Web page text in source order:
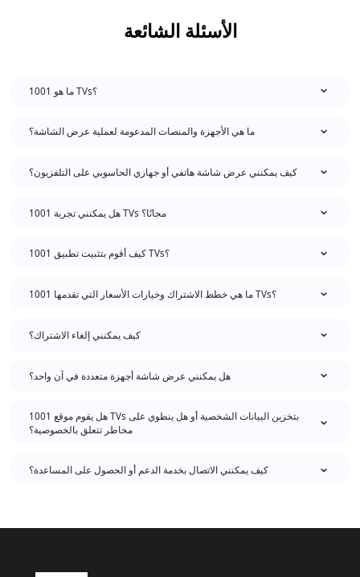
الأسئلة الشائعة
ما هو 1001 TVs؟
ما هي الأجهزة والمنصات المدعومة لعملية عرض الشاشة؟
كيف يمكنني عرض شاشة هاتفي أو جهازي الحاسوبي على التلفزيون؟
هل يمكنني تجربة 1001 TVs مجانًا؟
كيف أقوم بتثبيت تطبيق 1001 TVs؟
ما هي خطط الاشتراك وخيارات الأسعار التي تقدمها 1001 TVs؟
كيف يمكنني إلغاء الاشتراك؟
هل يمكنني عرض شاشة أجهزة متعددة في آن واحد؟
هل يقوم موقع 1001 TVs بتخزين البيانات الشخصية أو هل ينطوي على
مخاطر تتعلق بالخصوصية؟
كيف يمكنني الاتصال بخدمة الدعم أو الحصول على المساعدة؟